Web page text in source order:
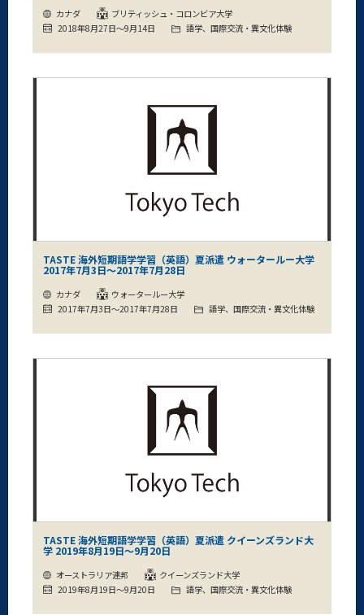
カナダ
ブリティッシュ・コロンビア大学
2018年8月27日～9月14日
語学、国際交流・異文化体験
TASTE 海外短期語学学習（英語）夏派遣 ウォータールー大学
2017年7月3日～2017年7月28日
カナダ
ウォータールー大学
2017年7月3日～2017年7月28日
語学、国際交流・異文化体験
TASTE 海外短期語学学習（英語）夏派遣 クイーンズランド大
学 2019年8月19日～9月20日
オーストラリア連邦
クイーンズランド大学
2019年8月19日～9月20日
語学、国際交流・異文化体験